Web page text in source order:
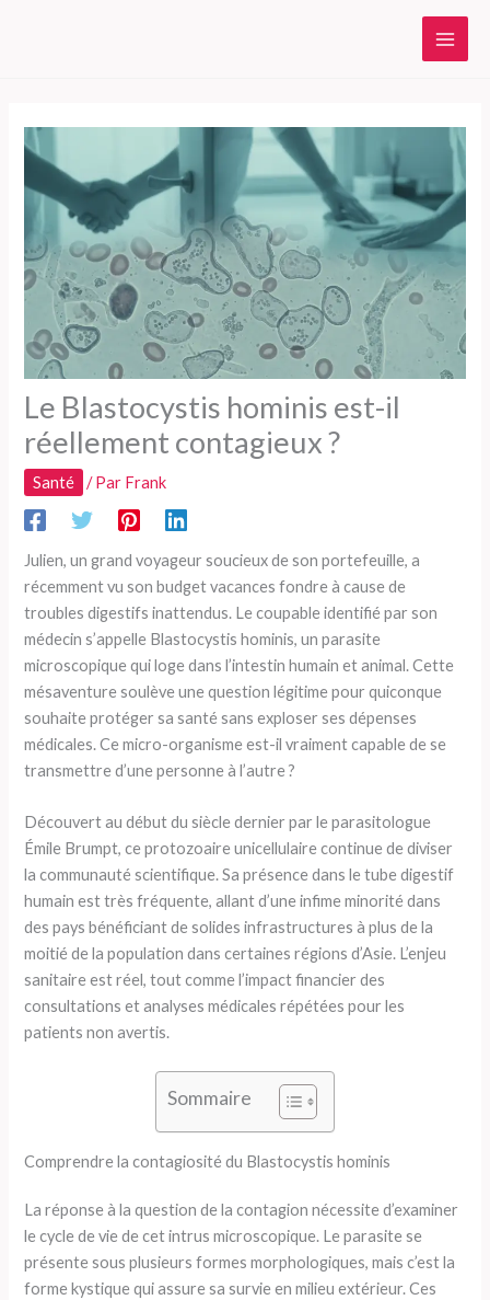
Le Blastocystis hominis est-il
réellement contagieux ?
Santé / Par Frank
Julien, un grand voyageur soucieux de son portefeuille, a
récemment vu son budget vacances fondre à cause de
troubles digestifs inattendus. Le coupable identifié par son
médecin s’appelle Blastocystis hominis, un parasite
microscopique qui loge dans l’intestin humain et animal. Cette
mésaventure soulève une question légitime pour quiconque
souhaite protéger sa santé sans exploser ses dépenses
médicales. Ce micro-organisme est-il vraiment capable de se
transmettre d’une personne à l’autre ?
Découvert au début du siècle dernier par le parasitologue
Émile Brumpt, ce protozoaire unicellulaire continue de diviser
la communauté scientifique. Sa présence dans le tube digestif
humain est très fréquente, allant d’une infime minorité dans
des pays bénéficiant de solides infrastructures à plus de la
moitié de la population dans certaines régions d’Asie. L’enjeu
sanitaire est réel, tout comme l’impact financier des
consultations et analyses médicales répétées pour les
patients non avertis.
Sommaire
Comprendre la contagiosité du Blastocystis hominis
La réponse à la question de la contagion nécessite d’examiner
le cycle de vie de cet intrus microscopique. Le parasite se
présente sous plusieurs formes morphologiques, mais c’est la
forme kystique qui assure sa survie en milieu extérieur. Ces